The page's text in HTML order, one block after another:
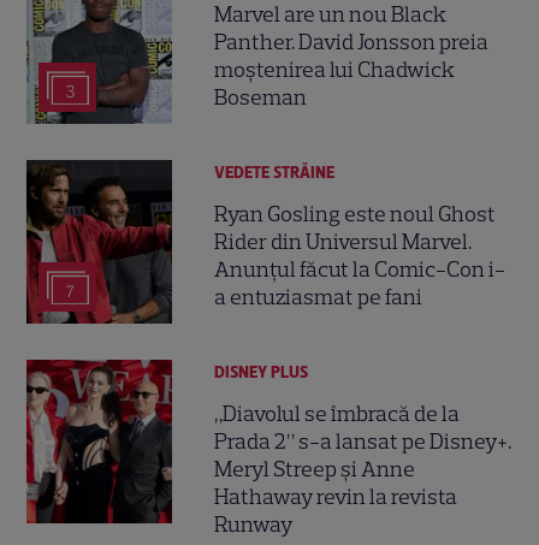
3
Marvel are un nou Black
Panther. David Jonsson preia
moștenirea lui Chadwick
Boseman
7
VEDETE STRĂINE
Ryan Gosling este noul Ghost
Rider din Universul Marvel.
Anunțul făcut la Comic-Con i-
a entuziasmat pe fani
DISNEY PLUS
„Diavolul se îmbracă de la
Prada 2” s-a lansat pe Disney+.
Meryl Streep și Anne
Hathaway revin la revista
Runway